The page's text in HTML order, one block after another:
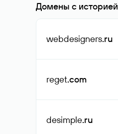
Домены с историей
webdesigners.ru
reget.com
desimple.ru